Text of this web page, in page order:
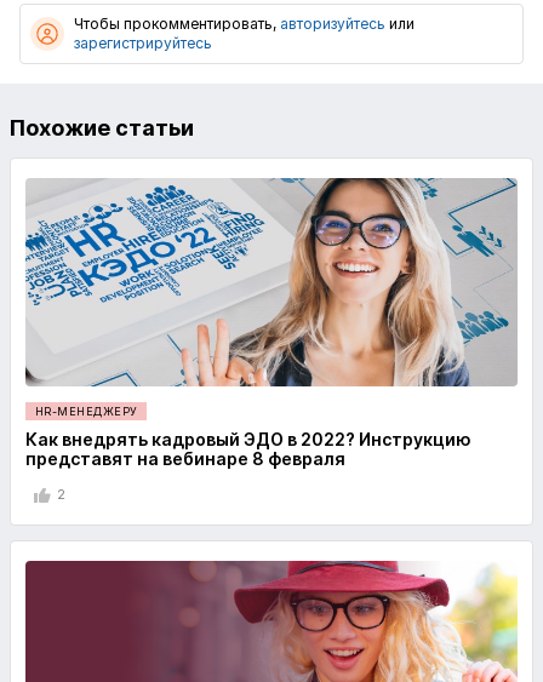
Чтобы прокомментировать, авторизуйтесь или
зарегистрируйтесь
Похожие статьи
HR-МЕНЕДЖЕРУ
Как внедрять кадровый ЭДО в 2022? Инструкцию
представят на вебинаре 8 февраля
2